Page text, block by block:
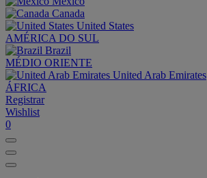
Canada
United States
AMÉRICA DO SUL
Brazil
MÉDIO ORIENTE
United Arab Emirates
ÁFRICA
Registrar
Wishlist
0